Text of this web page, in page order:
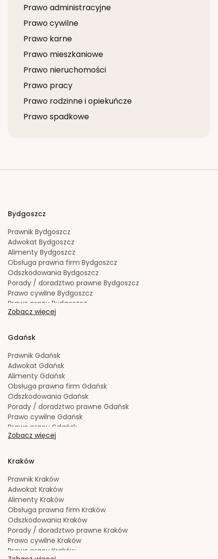
Prawo administracyjne
Prawo cywilne
Prawo karne
Prawo mieszkaniowe
Prawo nieruchomości
Prawo pracy
Prawo rodzinne i opiekuńcze
Prawo spadkowe
Bydgoszcz
Prawnik Bydgoszcz
Adwokat Bydgoszcz
Alimenty Bydgoszcz
Obsługa prawna firm Bydgoszcz
Odszkodowania Bydgoszcz
Porady / doradztwo prawne Bydgoszcz
Prawo cywilne Bydgoszcz
Prawo pracy Bydgoszcz
Prawo spadkowe
Rozwód
Sporządzanie testamentów
Upadłość konsumencka
Windykacja należności
Zachowek Bydgoszcz
Zakładanie i rejestracja spółek
Zobacz więcej
Gdańsk
Prawnik Gdańsk
Adwokat Gdańsk
Alimenty Gdańsk
Obsługa prawna firm Gdańsk
Odszkodowania Gdańsk
Porady / doradztwo prawne Gdańsk
Prawo cywilne Gdańsk
Prawo pracy Gdańsk
Prawo spadkowe
Rozwód
Sporządzanie testamentów
Upadłość konsumencka
Windykacja należności
Zachowek Gdańsk
Zakładanie i rejestracja spółek
Zobacz więcej
Kraków
Prawnik Kraków
Adwokat Kraków
Alimenty Kraków
Obsługa prawna firm Kraków
Odszkodowania Kraków
Porady / doradztwo prawne Kraków
Prawo cywilne Kraków
Prawo pracy Kraków